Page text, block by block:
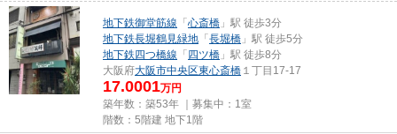
地下鉄御堂筋線 「心斎橋 」駅 徒歩3分
地下鉄長堀鶴見緑地 「長堀橋 」駅 徒歩5分
地下鉄四つ橋線 「四ツ橋 」駅 徒歩8分
大阪府大阪市中央区東心斎橋 １丁目17-17
17.0001万円
築年数：築53年 ｜募集中： 1室
階数：5階建 地下1階